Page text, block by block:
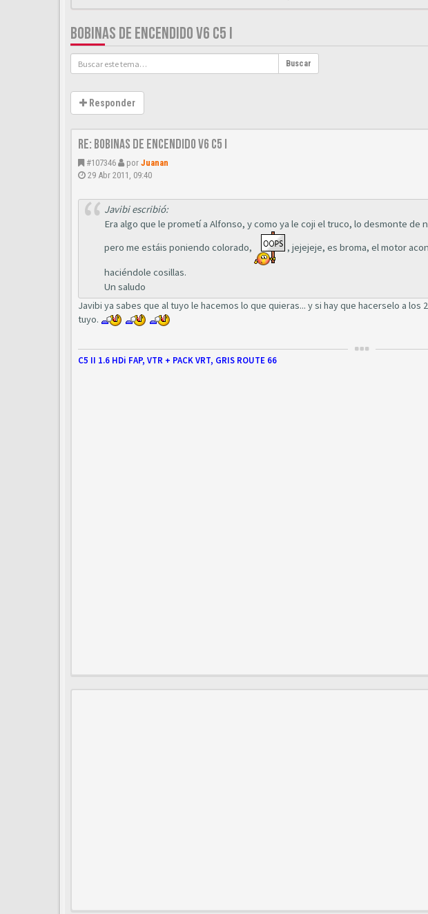
BOBINAS DE ENCENDIDO V6 C5 I
Buscar
Responder
Re: Bobinas de encendido V6 C5 I
#107346 por Juanan
29 Abr 2011, 09:40
Javibi escribió:
Era algo que le prometí a Alfonso, y como ya le coji el truco, lo desmonte de
pero me estáis poniendo colorado,
, jejejeje, es broma, el motor
haciéndole cosillas.
Un saludo
Javibi ya sabes que al tuyo le hacemos lo que quieras... y si hay que hacerselo a
tuyo.
C5 II 1.6 HDi FAP, VTR + PACK VRT, GRIS ROUTE 66